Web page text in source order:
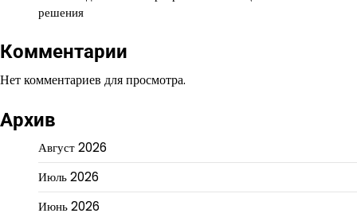
решения
Комментарии
Нет комментариев для просмотра.
Архив
Август 2026
Июль 2026
Июнь 2026